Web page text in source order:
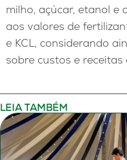
milho, açúcar, etanol e
aos valores de
e KCL, considerando
sobre custos e
LEIA TAMBÉM